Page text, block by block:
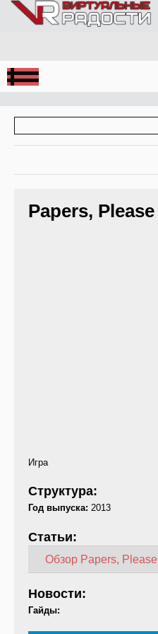
Jump to Navigation
Papers, Please
Игра
Структура:
Год выпуска: 2013
Статьи:
Обзор Papers, Please
Новости:
Гайды: